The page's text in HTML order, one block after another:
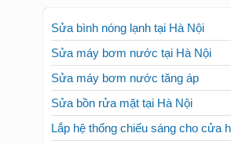
Sửa bình nóng lạnh tại Hà Nội
Sửa máy bơm nước tại Hà Nội
Sửa máy bơm nước tăng áp
Sửa bồn rửa mặt tại Hà Nội
Lắp hệ thống chiếu sáng cho cửa